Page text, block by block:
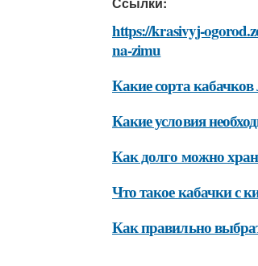
https://krasivyj-
na-zimu
Какие сорта
Какие условия
Как долго можно
Что такое кабачки с
Как правильно